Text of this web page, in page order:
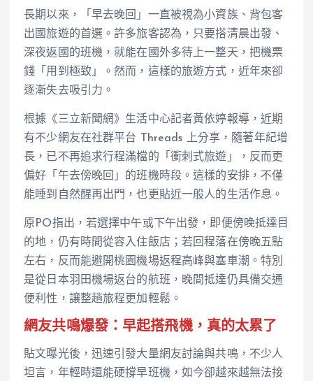
長期以來，「早去晚回」一直被視為小資族、背包客
出國旅遊的首選。許多旅客認為，只要搭清晨出發、
深夜返國的班機，就能在國外多待上一整天，把機票
錢「用到極致」。然而，這樣的旅遊方式，近年來卻
逐漸失去吸引力。
根據《三立新聞網》生活中心記者黃依婷報導，近期
有不少網友在社群平台 Threads 上分享，隨著年紀增
長，已不再追求行程滿檔的「衝刺式旅遊」，反而更
偏好「午去傍晚回」的班機時段。這樣的安排，不僅
能睡到自然醒再出門，也更貼近一般人的生活作息。
原PO指出，若選擇中午或下午出發，即便傍晚抵達目
的地，仍有時間從容入住飯店；若回程落在傍晚五點
左右，反而能避開桃園機場返程高峰與塞車潮。特別
是從日本羽田機場返台的航班，晚間抵達仍具備交通
便利性，讓整趟旅程更加輕鬆。
網友共鳴爆發：早起搭飛機，真的太累了
貼文曝光後，迅速引發大量網友討論與共鳴，不少人
坦言，年輕時還能硬撐早班機，如今卻越來越無法接